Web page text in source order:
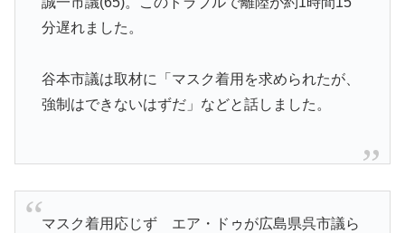
分遅れました。
谷本市議は取材に「マスク着用を求められたが、
強制はできないはずだ」などと話しました。
マスク着用応じず エア・ドゥが広島県呉市議ら